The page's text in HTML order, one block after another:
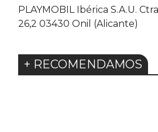
PLAYMOBIL Ibérica S.A.U.
26,2 03430 Onil (Alicante)
+ RECOMENDAMOS